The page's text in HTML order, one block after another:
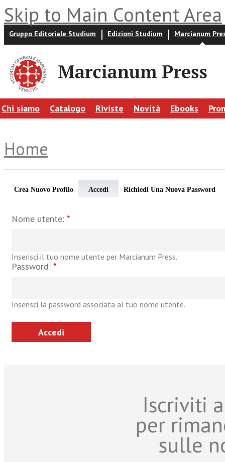
Skip to Main Content Area
Gruppo Editoriale Studium Edizioni Studium Marcianum
Chi siamo Catalogo Riviste Novità Ebooks
Home
Crea Nuovo Profilo Accedi Richiedi Una Nuova Password
Nome utente: *
Inserisci il tuo nome utente per Marcianum Press.
Password: *
Inserisci la password associata al tuo nome utente.
Iscriviti
per
sulle